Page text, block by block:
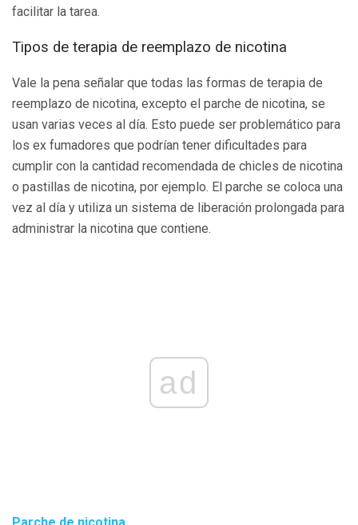
facilitar la tarea.
Tipos de terapia de reemplazo de nicotina
Vale la pena señalar que todas las formas de terapia de
reemplazo de nicotina, excepto el parche de nicotina, se
usan varias veces al día. Esto puede ser problemático para
los ex fumadores que podrían tener dificultades para
cumplir con la cantidad recomendada de chicles de nicotina
o pastillas de nicotina, por ejemplo. El parche se coloca una
vez al día y utiliza un sistema de liberación prolongada para
administrar la nicotina que contiene.
ad